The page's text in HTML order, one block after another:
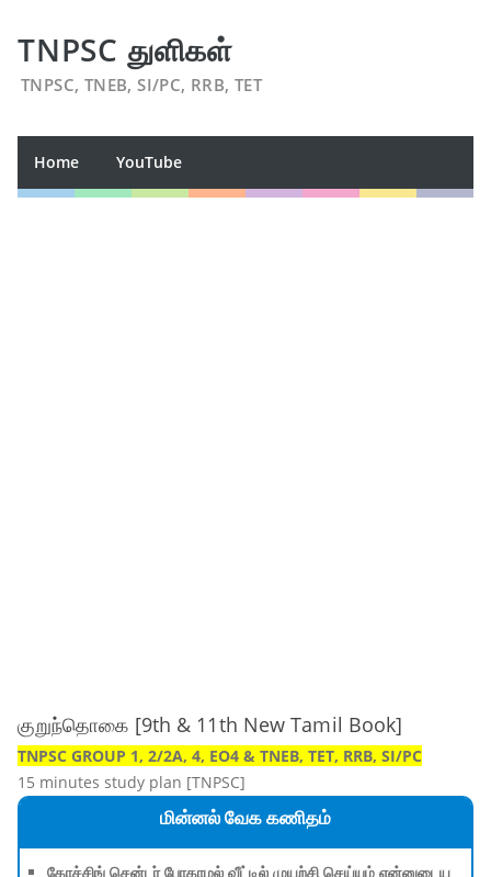
TNPSC துளிகள்
TNPSC, TNEB, SI/PC, RRB, TET
Home YouTube
குறுந்தொகை [9th & 11th New Tamil Book]
TNPSC GROUP 1, 2/2A, 4, EO4 & TNEB, TET, RRB, SI/PC
15 minutes study plan [TNPSC]
மின்னல் வேக கணிதம்
கோச்சிங் சென்டர் போகாமல் வீட்டில் முயற்சி செய்யும் என்னுடைய